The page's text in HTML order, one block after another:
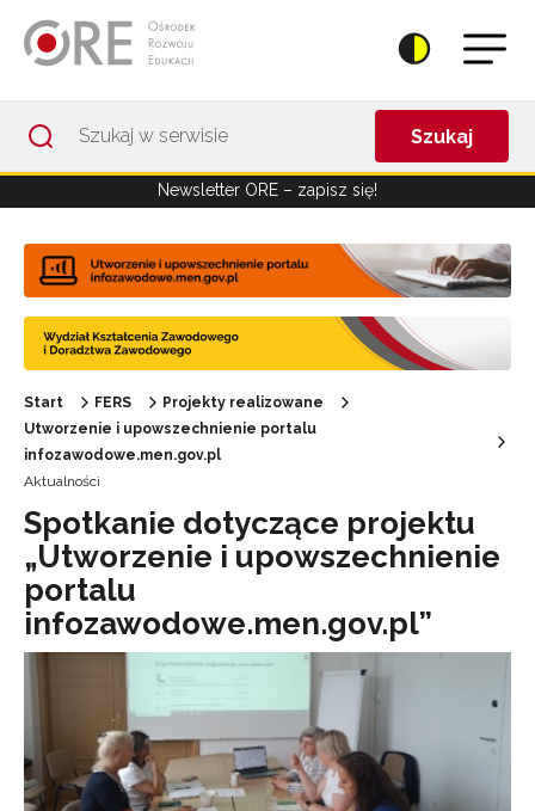
Szukaj
Newsletter ORE – zapisz się!
Start FERS
Projekty realizowane
Utworzenie i upowszechnienie portalu
infozawodowe.men.gov.pl
Aktualności
Spotkanie dotyczące projektu
„Utworzenie i upowszechnienie
portalu
infozawodowe.men.gov.pl”